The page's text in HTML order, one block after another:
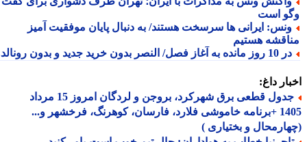
است
ایرانی ها سرسخت هستند/ به دنبال پایان موفقیت آمیز
هستیم
آغاز فصل/ النصر بدون خرید جدید و بدون رونالدو!
داغ:
جدول قطعی برق شهرکرد، بروجن و لردگان امروز 15 مرداد
1405 +برنامه خاموشی فلارد، فارسان، کوهرنگ، فرخشهر و...
و بختیاری )